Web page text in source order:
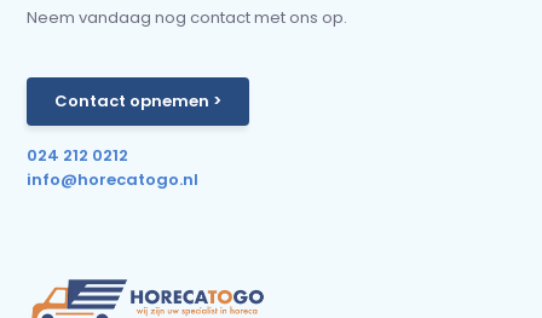
Neem vandaag nog contact met ons op.
Contact opnemen >
024 212 0212
info@horecatogo.nl